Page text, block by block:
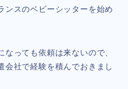
ンスのベビーシッターを始め
なっても依頼は来ないので、
会社で経験を積んでおきまし